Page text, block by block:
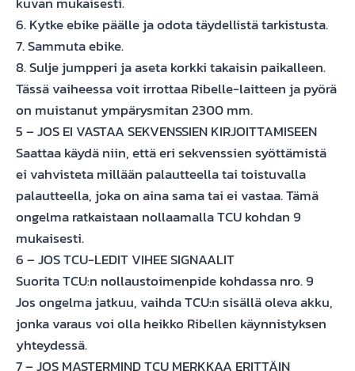
6. Kytke ebike päälle ja odota täydellistä tarkistusta.
7. Sammuta ebike.
8. Sulje jumpperi ja aseta korkki takaisin paikalleen.
Tässä vaiheessa voit irrottaa Ribelle-laitteen ja pyörä
on muistanut ympärysmitan 2300 mm.
5 – JOS EI VASTAA SEKVENSSIEN KIRJOITTAMISEEN
Saattaa käydä niin, että eri sekvenssien syöttämistä
ei vahvisteta millään palautteella tai toistuvalla
palautteella, joka on aina sama tai ei vastaa. Tämä
ongelma ratkaistaan ​​nollaamalla TCU kohdan 9
mukaisesti.
6 – JOS TCU-LEDIT VIHEE SIGNAALIT
Suorita TCU:n nollaustoimenpide kohdassa nro. 9
Jos ongelma jatkuu, vaihda TCU:n sisällä oleva akku,
jonka varaus voi olla heikko Ribellen käynnistyksen
yhteydessä.
7 – JOS MASTERMIND TCU MERKKAA ERITTÄIN